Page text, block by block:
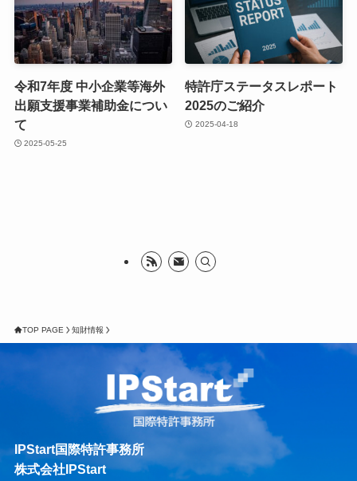
令和7年度 中小企業等海外
出願支援事業補助金につい
て
2025-05-25
特許庁ステータスレポート
2025のご紹介
2025-04-18
TOP PAGE 知財情報
IPStart国際特許事務所
株式会社IPStart